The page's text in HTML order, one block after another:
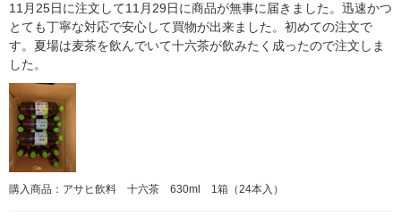
11月25日に注文して11月29日に商品が無事に届きました。迅速かつ
とても丁寧な対応で安心して買物が出来ました。初めての注文で
す。夏場は麦茶を飲んでいて十六茶が飲みたく成ったので注文しま
した。
購入商品：アサヒ飲料 十六茶 630ml 1箱（24本入）